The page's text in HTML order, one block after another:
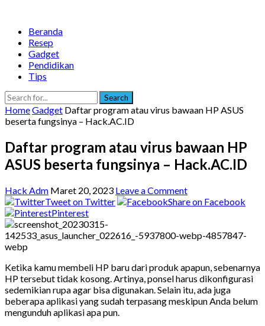
Beranda
Resep
Gadget
Pendidikan
Tips
Search
HomeGadget Daftar program atau virus bawaan HP ASUS
beserta fungsinya – Hack.AC.ID
Daftar program atau virus bawaan HP
ASUS beserta fungsinya – Hack.AC.ID
Hack Adm Maret 20, 2023 Leave a Comment
Tweet on Twitter
Share on Facebook
Pinterest
Ketika kamu membeli HP baru dari produk apapun, sebenarnya
HP tersebut tidak kosong. Artinya, ponsel harus dikonfigurasi
sedemikian rupa agar bisa digunakan. Selain itu, ada juga
beberapa aplikasi yang sudah terpasang meskipun Anda belum
mengunduh aplikasi apa pun.